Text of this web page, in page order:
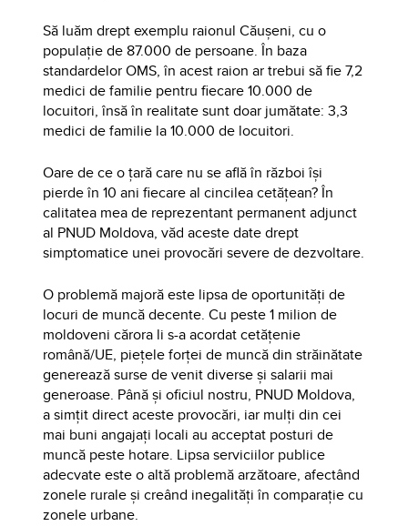
Să luăm drept exemplu raionul Căușeni, cu o
populație de 87.000 de persoane. În baza
standardelor OMS, în acest raion ar trebui să fie 7,2
medici de familie pentru fiecare 10.000 de
locuitori, însă în realitate sunt doar jumătate: 3,3
medici de familie la 10.000 de locuitori.
Oare de ce o țară care nu se află în război își
pierde în 10 ani fiecare al cincilea cetățean? În
calitatea mea de reprezentant permanent adjunct
al PNUD Moldova, văd aceste date drept
simptomatice unei provocări severe de dezvoltare.
O problemă majoră este lipsa de oportunități de
locuri de muncă decente. Cu peste 1 milion de
moldoveni cărora li s-a acordat cetățenie
română/UE, piețele forței de muncă din străinătate
generează surse de venit diverse și salarii mai
generoase. Până și oficiul nostru, PNUD Moldova,
a simțit direct aceste provocări, iar mulți din cei
mai buni angajați locali au acceptat posturi de
muncă peste hotare. Lipsa serviciilor publice
adecvate este o altă problemă arzătoare, afectând
zonele rurale și creând inegalități în comparație cu
zonele urbane.